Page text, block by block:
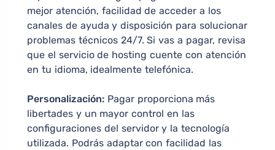
mejor atención, facilidad de acceder a los
canales de ayuda y disposición para solucionar
problemas técnicos 24/7. Si vas a pagar, revisa
que el servicio de hosting cuente con atención
en tu idioma, idealmente telefónica.
Personalización: Pagar proporciona más
libertades y un mayor control en las
configuraciones del servidor y la tecnología
utilizada. Podrás adaptar con facilidad las